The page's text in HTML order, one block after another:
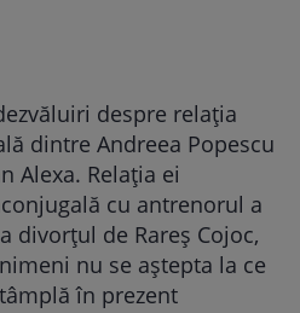
despre relația
dintre Andreea Popescu
Alexa. Relația ei
cu antrenorul a
divorțul de Rareș Cojoc,
nu se aștepta la ce
în prezent